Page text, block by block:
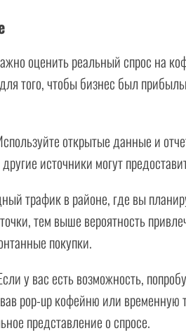
оценить реальный спрос на
того, чтобы бизнес был
открытые данные и
источники могут
трафик в районе, где вы
тем выше вероятность
покупки.
у вас есть возможность,
pop-up кофейню или временную
представление о спросе.